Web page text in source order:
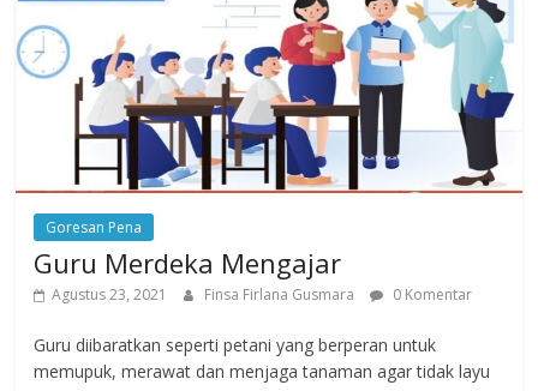
Goresan Pena
Guru Merdeka Mengajar
Agustus 23, 2021 Finsa Firlana Gusmara 0 Komentar
Guru diibaratkan seperti petani yang berperan untuk
memupuk, merawat dan menjaga tanaman agar tidak layu